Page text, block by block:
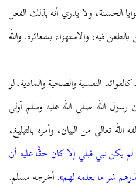
الحسنة، ولا يدري أنه بذلك الفعل
فيه، والاستهزاء بشعائره. والله
النفسية والصحية والمادية ـ لو
الله صلى الله عليه وسلم أولى
تعالى من البيان، وأمره بالتبليغ،
لم يكن نبي قبلي إلا كان حقًّا عليه أن
شر ما يعلمه لهم». أخرجه مسلم.